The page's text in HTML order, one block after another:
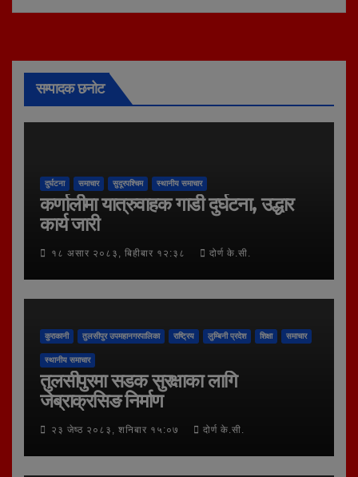
सम्पादक छनोट
दुर्घटना समाचार सुदूरपश्चिम स्थानीय समाचार
कर्णालीमा यात्रुवाहक गाडी दुर्घटना, उद्धार
कार्य जारी
१८ असार २०८३, बिहीबार १२:३८ दोर्ण के.सी.
कुराकानी तुलसीपुर उपमहानगरपालिका राष्ट्रिय लुम्बिनी प्रदेश शिक्षा समाचार
स्थानीय समाचार
तुलसीपुरमा सडक सुरक्षाका लागि
जेब्राक्रसिङ निर्माण
२३ जेष्ठ २०८३, शनिबार १५:०७ दोर्ण के.सी.